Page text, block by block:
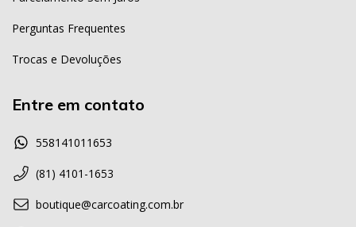
Perguntas Frequentes
Trocas e Devoluções
Entre em contato
558141011653
(81) 4101-1653
boutique@carcoating.com.br